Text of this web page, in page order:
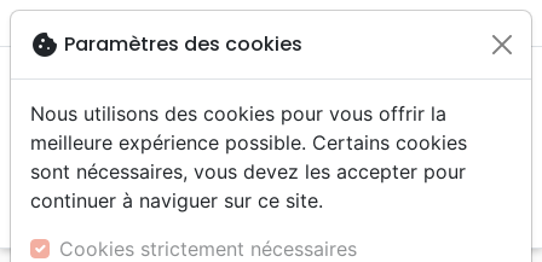
menu
cookie Paramètres des cookies
Nous utilisons des cookies pour vous offrir la
meilleure expérience possible. Certains cookies
sont nécessaires, vous devez les accepter pour
continuer à naviguer sur ce site.
Cookies strictement nécessaires